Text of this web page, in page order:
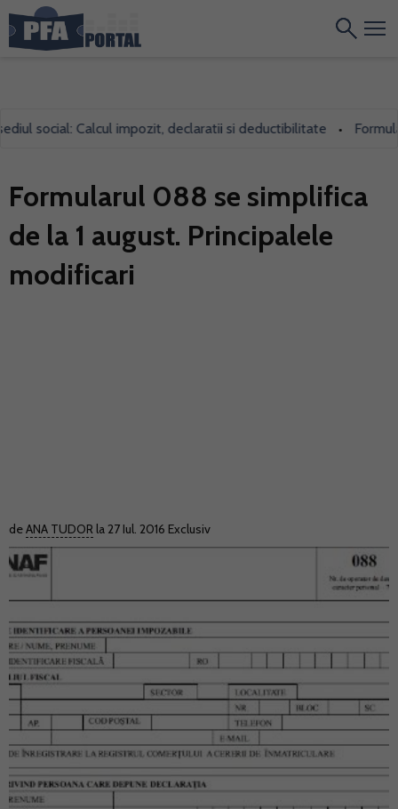
social: Calcul impozit, declaratii si deductibilitate •
Formularul 088 se simplifica
de la 1 august. Principalele
modificari
deANA TUDOR la 27 Iul. 2016 Exclusiv